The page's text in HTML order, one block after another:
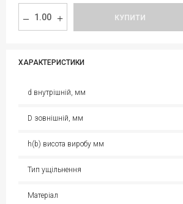
КУПИТИ
ХАРАКТЕРИСТИКИ
d внутрішній, мм
D зовнішній, мм
h(b) висота виробу мм
Тип ущільнення
Матеріал